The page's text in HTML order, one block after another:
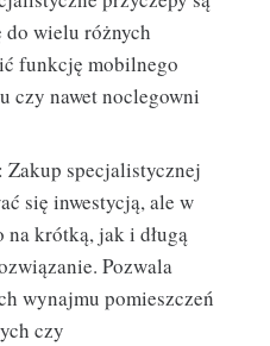
do wielu różnych
funkcję mobilnego
czy nawet noclegowni
: Zakup specjalistycznej
się inwestycją, ale w
krótką, jak i długą
Pozwala
wynajmu pomieszczeń
czy